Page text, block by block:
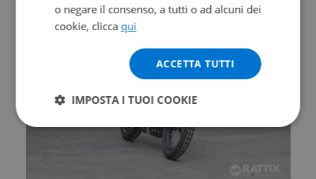
o negare il consenso, a tutti o ad alcuni dei
cookie, clicca qui
ACCETTA TUTTI
IMPOSTA I TUOI COOKIE